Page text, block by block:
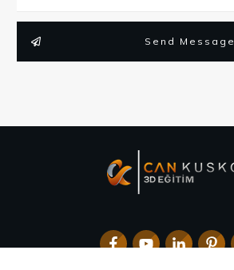
Send Message